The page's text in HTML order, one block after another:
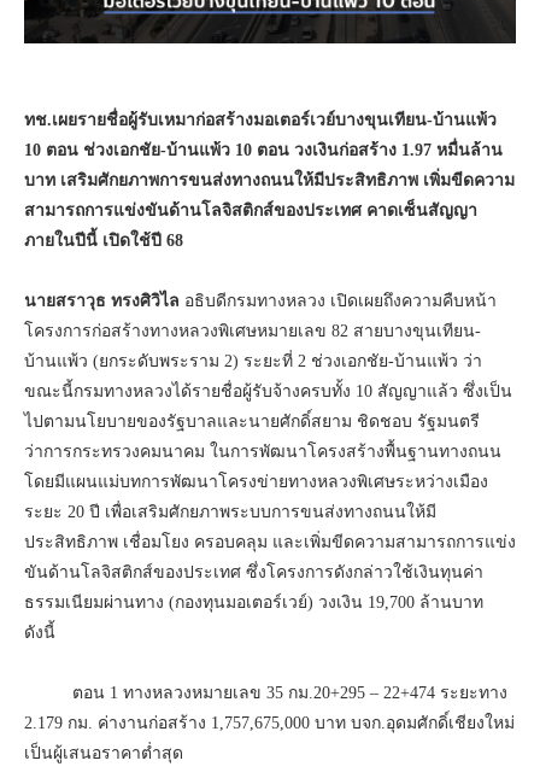
ทช.เผยรายชื่อผู้รับเหมาก่อสร้างมอเตอร์เวย์บางขุนเทียน-บ้านแพ้ว
10 ตอน ช่วงเอกชัย-บ้านแพ้ว 10 ตอน วงเงินก่อสร้าง 1.97 หมื่นล้าน
บาท เสริมศักยภาพการขนส่งทางถนนให้มีประสิทธิภาพ เพิ่มขีดความ
สามารถการแข่งขันด้านโลจิสติกส์ของประเทศ คาดเซ็นสัญญา
ภายในปีนี้ เปิดใช้ปี 68
นายสราวุธ ทรงศิวิไล อธิบดีกรมทางหลวง เปิดเผยถึงความคืบหน้า
โครงการก่อสร้างทางหลวงพิเศษหมายเลข 82 สายบางขุนเทียน-
บ้านแพ้ว (ยกระดับพระราม 2) ระยะที่ 2 ช่วงเอกชัย-บ้านแพ้ว ว่า
ขณะนี้กรมทางหลวงได้รายชื่อผู้รับจ้างครบทั้ง 10 สัญญาแล้ว ซึ่งเป็น
ไปตามนโยบายของรัฐบาลและนายศักดิ์สยาม ชิดชอบ รัฐมนตรี
ว่าการกระทรวงคมนาคม ในการพัฒนาโครงสร้างพื้นฐานทางถนน
โดยมีแผนแม่บทการพัฒนาโครงข่ายทางหลวงพิเศษระหว่างเมือง
ระยะ 20 ปี เพื่อเสริมศักยภาพระบบการขนส่งทางถนนให้มี
ประสิทธิภาพ เชื่อมโยง ครอบคลุม และเพิ่มขีดความสามารถการแข่ง
ขันด้านโลจิสติกส์ของประเทศ ซึ่งโครงการดังกล่าวใช้เงินทุนค่า
ธรรมเนียมผ่านทาง (กองทุนมอเตอร์เวย์) วงเงิน 19,700 ล้านบาท
ดังนี้
ตอน 1 ทางหลวงหมายเลข 35 กม.20+295 – 22+474 ระยะทาง
2.179 กม. ค่างานก่อสร้าง 1,757,675,000 บาท บจก.อุดมศักดิ์เชียงใหม่
เป็นผู้เสนอราคาต่ำสุด